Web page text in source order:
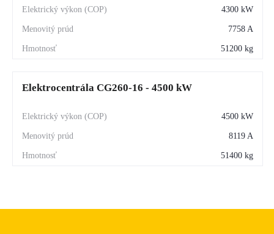
4300 kW
7758 A
51200 kg
Elektrocentrála CG260-16 - 4500 kW
4500 kW
8119 A
51400 kg